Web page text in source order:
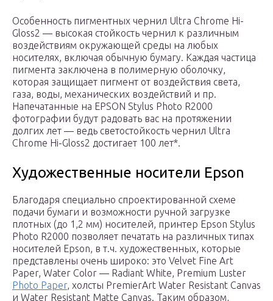
Особенность пигментных чернил Ultra Chrome Hi-
Gloss2 — высокая стойкость чернил к различным
воздействиям окружающей среды на любых
носителях, включая обычную бумагу. Каждая частица
пигмента заключена в полимерную оболочку,
которая защищает пигмент от воздействия света,
газа, воды, механических воздействий и пр.
Напечатанные на EPSON Stylus Photo R2000
фотографии будут радовать вас на протяжении
долгих лет — ведь светостойкость чернил Ultra
Chrome Hi-Gloss2 достигает 100 лет*.
Художественные носители Epson
Благодаря специально спроектированной схеме
подачи бумаги и возможности ручной загрузке
плотных (до 1,2 мм) носителей, принтер Epson Stylus
Photo R2000 позволяет печатать на различных типах
носителей Epson, в т.ч. художественных, которые
представлены очень широко: это Velvet Fine Art
Paper, Water Сolor — Radiant White, Premium Luster
Photo Paper, холсты PremierArt Water Resistant Canvas
и Water Resistant Matte Canvas. Таким образом,